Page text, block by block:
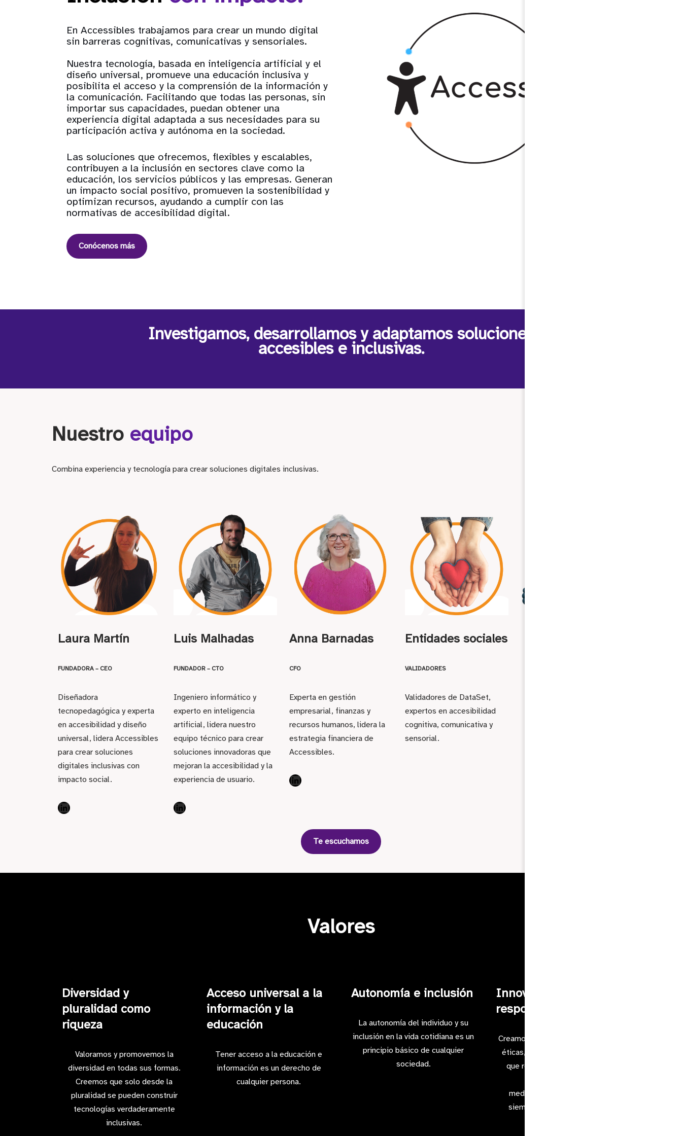
En Accessibles trabajamos para crear un mundo digital
sin barreras cognitivas, comunicativas y sensoriales.
Nuestra tecnología, basada en inteligencia artificial y el
diseño universal, promueve una educación inclusiva y
posibilita el acceso y la comprensión de la información y
la comunicación. Facilitando que todas las personas, sin
importar sus capacidades, puedan obtener una
experiencia digital adaptada a sus necesidades para su
participación activa y autónoma en la sociedad.
Las soluciones que ofrecemos, flexibles y escalables,
contribuyen a la inclusión en sectores clave como la
educación, los servicios públicos y las empresas. Generan
un impacto social positivo, promueven la sostenibilidad y
optimizan recursos, ayudando a cumplir con las
normativas de accesibilidad digital.
Conócenos más
Investigamos, desarrollamos y adaptamos soluciones
accesibles e inclusivas.
Nuestro equipo
Combina experiencia y tecnología para crear soluciones digitales inclusivas.
Laura Martín
FUNDADORA – CEO
Diseñadora
tecnopedagógica y experta
en accesibilidad y diseño
universal, lidera Accessibles
para crear soluciones
digitales inclusivas con
impacto social.
Luis Malhadas
FUNDADOR – CTO
Ingeniero informático y
experto en inteligencia
artificial, lidera nuestro
equipo técnico para crear
soluciones innovadoras que
mejoran la accesibilidad y la
experiencia de usuario.
Anna Barnadas
CFO
Experta en gestión
empresarial, finanzas y
recursos humanos, lidera la
estrategia financiera de
Accessibles.
Entidades sociales
VALIDADORES
Validadores de DataSet,
expertos en accesibilidad
cognitiva, comunicativa y
sensorial.
Te escuchamos
Valores
Diversidad y
pluralidad como
riqueza
Valoramos y promovemos la
diversidad en todas sus formas.
Creemos que solo desde la
pluralidad se pueden construir
tecnologías verdaderamente
inclusivas.
Acceso universal a la
información y la
educación
Tener acceso a la educación e
información es un derecho de
cualquier persona.
Autonomía e inclusión
La autonomía del individuo y su
inclusión en la vida cotidiana es un
principio básico de cualquier
sociedad.
Innovación
responsable
Creamos soluciones tecnológicas
éticas, sostenibles e inclusivas,
que respetan la privacidad, la
medioambiente, integrando
siempre el diseño universal.